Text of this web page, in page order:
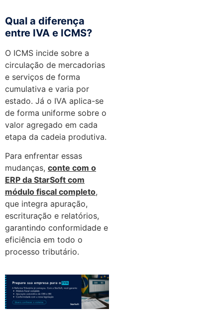
Qual a diferença
entre IVA e ICMS?
O ICMS incide sobre a
circulação de mercadorias
e serviços de forma
cumulativa e varia por
estado. Já o IVA aplica-se
de forma uniforme sobre o
valor agregado em cada
etapa da cadeia produtiva.
Para enfrentar essas
mudanças, conte com o
ERP da StarSoft com
módulo fiscal completo,
que integra apuração,
escrituração e relatórios,
garantindo conformidade e
eficiência em todo o
processo tributário.